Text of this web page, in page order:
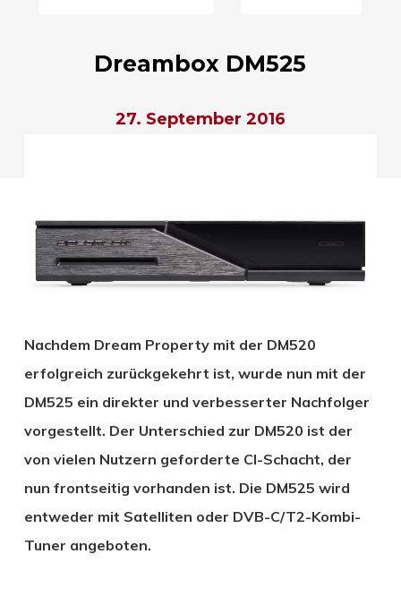
Dreambox DM525
27. September 2016
Nachdem Dream Property mit der DM520
erfolgreich zurückgekehrt ist, wurde nun mit der
DM525 ein direkter und verbesserter Nachfolger
vorgestellt. Der Unterschied zur DM520 ist der
von vielen Nutzern geforderte CI-Schacht, der
nun frontseitig vorhanden ist. Die DM525 wird
entweder mit Satelliten oder DVB-C/T2-Kombi-
Tuner angeboten.